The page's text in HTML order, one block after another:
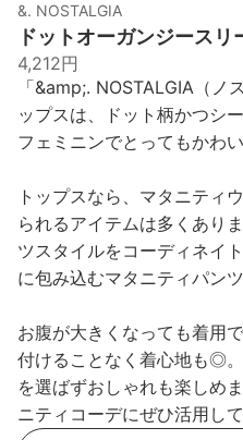
&. NOSTALGIA
ドットオーガンジースリ
4,212円
「&amp;. NOSTALGIA（ノ
ップスは、ドット柄かつシ
フェミニンでとってもかわい
トップスなら、マタニティ
られるアイテムは多くあり
ツスタイルをコーディネイ
に包み込むマタニティパンツ
お腹が大きくなっても着用
付けることなく着心地も◎
を選ばずおしゃれも楽しめ
ニティコーデにぜひ活用し